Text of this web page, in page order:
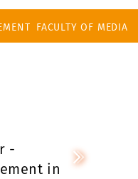
FACULTY OF MEDIA
-
in